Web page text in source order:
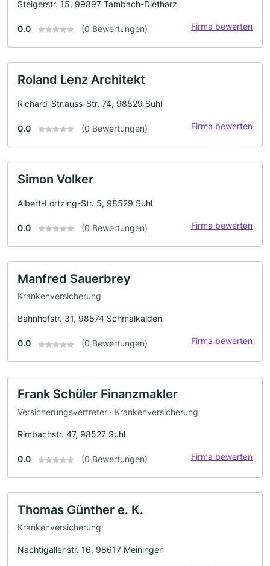
Steigerstr. 15, 99897 Tambach-Dietharz
0.0 (0 Bewertungen) Firma bewerten
Roland Lenz Architekt
Richard-Str.auss-Str. 74, 98529 Suhl
0.0 (0 Bewertungen) Firma bewerten
Simon Volker
Albert-Lortzing-Str. 5, 98529 Suhl
0.0 (0 Bewertungen) Firma bewerten
Manfred Sauerbrey
Krankenversicherung
Bahnhofstr. 31, 98574 Schmalkalden
0.0 (0 Bewertungen) Firma bewerten
Frank Schüler Finanzmakler
Versicherungsvertreter · Krankenversicherung
Rimbachstr. 47, 98527 Suhl
0.0 (0 Bewertungen) Firma bewerten
Thomas Günther e. K.
Krankenversicherung
Nachtigallenstr. 16, 98617 Meiningen